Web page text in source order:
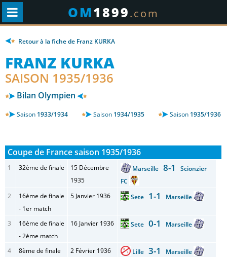
OM1899.com
Retour à la fiche de Franz KURKA
FRANZ KURKA
SAISON 1935/1936
Bilan Olympien
Saison 1933/1934 Saison 1934/1935 Saison 1935/1936
Coupe de France saison 1935/1936
1 32ème de finale
15 Décembre
1935
Marseille 8-1
Scionzier
FC
2
16ème de finale
- 1er match
5 Janvier 1936 Sete 1-1 Marseille
3
16ème de finale
- 2ème match
16 Janvier 1936 Sete 0-1 Marseille
4 8ème de finale 2 Février 1936 Lille 3-1 Marseille